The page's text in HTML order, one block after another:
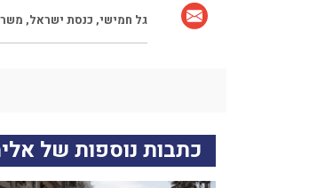
גל חמישי, כנסת ישראל,
כתבות נוספות של